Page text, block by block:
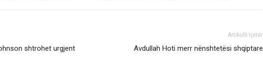
shtrohet urgjent
Artikulli tjetër
Avdullah Hoti merr nënshtetësi shqiptare